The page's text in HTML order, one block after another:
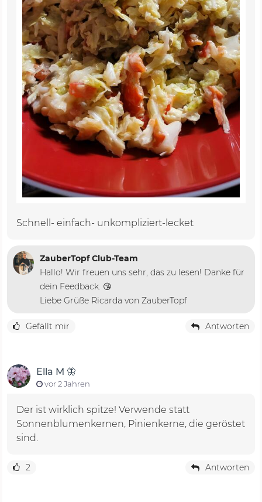
Schnell- einfach- unkompliziert-lecket
ZauberTopf Club-Team
Hallo! Wir freuen uns sehr, das zu lesen! Danke für
dein Feedback. 😘
Liebe Grüße Ricarda von ZauberTopf
Gefällt mir Antworten
Ella M 🦋
vor 2 Jahren
Der ist wirklich spitze! Verwende statt
Sonnenblumenkernen, Pinienkerne, die geröstet
sind.
2 Antworten